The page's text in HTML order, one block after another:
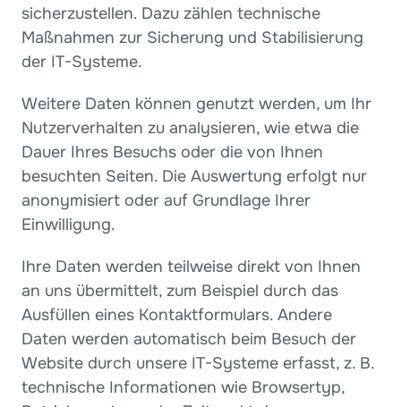
sicherzustellen. Dazu zählen technische
Maßnahmen zur Sicherung und Stabilisierung
der IT-Systeme.
Weitere Daten können genutzt werden, um Ihr
Nutzerverhalten zu analysieren, wie etwa die
Dauer Ihres Besuchs oder die von Ihnen
besuchten Seiten. Die Auswertung erfolgt nur
anonymisiert oder auf Grundlage Ihrer
Einwilligung.
Ihre Daten werden teilweise direkt von Ihnen
an uns übermittelt, zum Beispiel durch das
Ausfüllen eines Kontaktformulars. Andere
Daten werden automatisch beim Besuch der
Website durch unsere IT-Systeme erfasst, z. B.
technische Informationen wie Browsertyp,